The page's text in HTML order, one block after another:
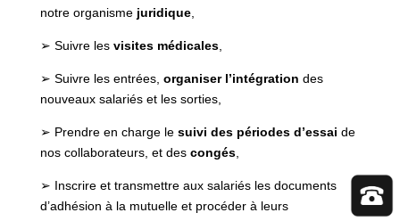
notre organisme juridique,
➢ Suivre les visites médicales,
➢ Suivre les entrées, organiser l’intégration des
nouveaux salariés et les sorties,
➢ Prendre en charge le suivi des périodes d’essai de
nos collaborateurs, et des congés,
➢ Inscrire et transmettre aux salariés les documents
d’adhésion à la mutuelle et procéder à leurs